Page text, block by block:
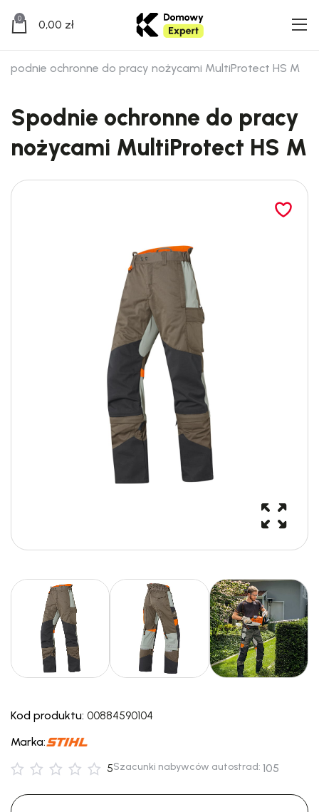
0 0,00 zł
Spodnie ochronne do pracy nożycami MultiProtect HS M
Spodnie ochronne do pracy
nożycami MultiProtect HS M
Kod produktu: 00884590104
Marka:
5Szacunki nabywców autostrad: 105